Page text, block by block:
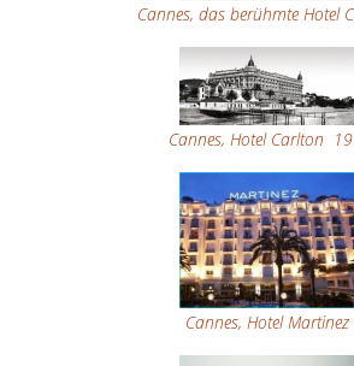
Cannes, das berühmte Hotel
Cannes, Hotel Carlton
Cannes, Hotel Martinez